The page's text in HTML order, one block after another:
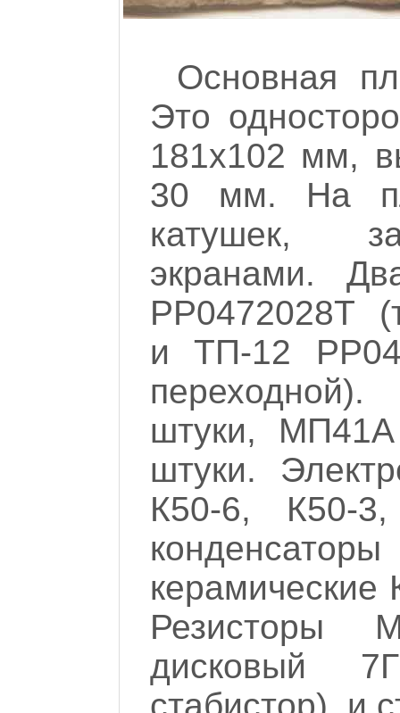
Основная
Это
181х102 мм,
30 мм. На
катушек,
экранами.
РР0472028Т
и ТП-12
штуки,
штуки.
К50-6, К50-
керамические
Резисторы
дисковый